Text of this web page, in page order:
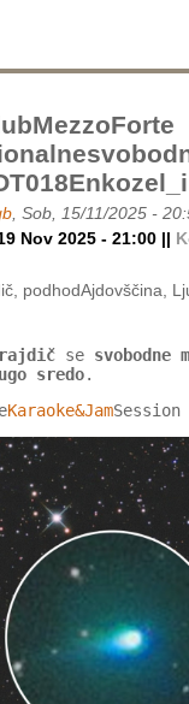
, Sob, 15/11/2025 -
Nov 2025 - 21:00 ||
podhodAjdovščina,
se svobodne
sredo.
Karaoke&JamSession